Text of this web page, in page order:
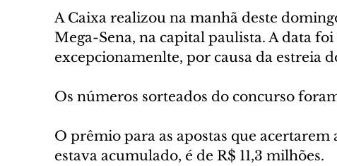
A Caixa realizou na manhã deste
Mega-Sena, na capital paulista. A data
excepcionamenlte, por causa da estreia
Os números sorteados do concurso
O prêmio para as apostas que acertarem
estava acumulado, é de R$ 11,3 milhões.